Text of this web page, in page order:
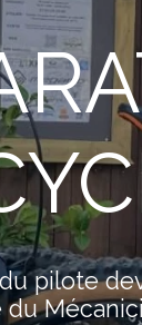
du pilote
du